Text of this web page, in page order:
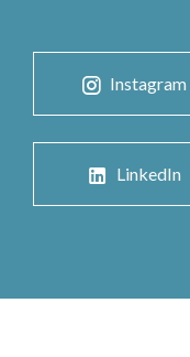
Instagram
LinkedIn